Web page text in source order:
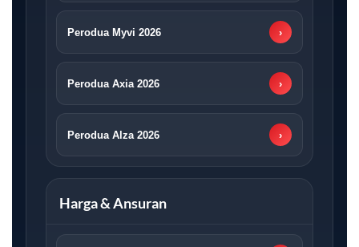
Perodua Myvi 2026 ›
Perodua Axia 2026 ›
Perodua Alza 2026 ›
Harga & Ansuran